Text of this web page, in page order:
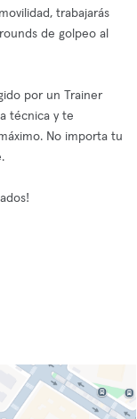
trabajarás
de golpeo al
por un Trainer
técnica y te
No importa tu